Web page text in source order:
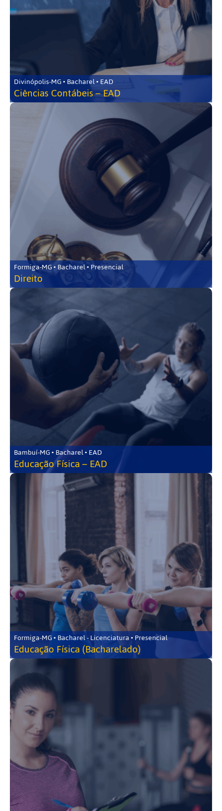
Divinópolis-MG • Bacharel • EAD
Ciências Contábeis – EAD
Formiga-MG • Bacharel • Presencial
Direito
Bambuí-MG • Bacharel • EAD
Educação Física – EAD
Formiga-MG • Bacharel - Licenciatura • Presencial
Educação Física (Bacharelado)